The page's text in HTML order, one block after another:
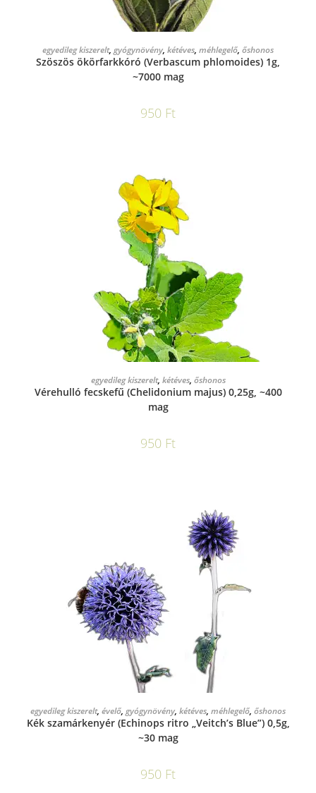
KOSÁRBA TESZEM
egyedileg kiszerelt, gyógynövény, kétéves, méhlegelő, őshonos
Szöszös ökörfarkkóró (Verbascum phlomoides) 1g,
~7000 mag
950 Ft
KOSÁRBA TESZEM
egyedileg kiszerelt, kétéves, őshonos
Vérehulló fecskefű (Chelidonium majus) 0,25g, ~400
mag
950 Ft
KOSÁRBA TESZEM
egyedileg kiszerelt, évelő, gyógynövény, kétéves, méhlegelő, őshonos
Kék szamárkenyér (Echinops ritro „Veitch’s Blue”) 0,5g,
~30 mag
950 Ft